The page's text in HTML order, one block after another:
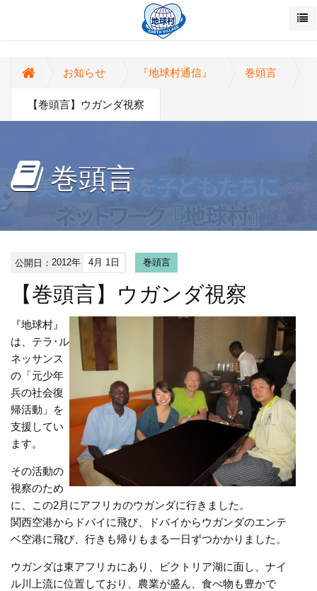
お知らせ 『地球村通信』 巻頭言
【巻頭言】ウガンダ視察
巻頭言
公開日：2012年 4月 1日 巻頭言
【巻頭言】ウガンダ視察
『地球村』
は、テラ･ル
ネッサンス
の「元少年
兵の社会復
帰活動」を
支援してい
ます。
その活動の
視察のため
に、この2月にアフリカのウガンダに行きました。
関西空港からドバイに飛び、ドバイからウガンダのエンテ
ベ空港に飛び、行きも帰りもまる一日ずつかかりました。
ウガンダは東アフリカにあり、ビクトリア湖に面し、ナイ
ル川上流に位置しており、農業が盛ん、食べ物も豊かで